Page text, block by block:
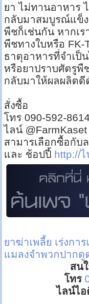
ยา ไม่ทานอาหาร
กลับมาสมบูรณ์แข็ง
พืชก็เช่นกัน หากเร
พืชทางใบหรือ
ธาตุอาหารที่จำเป็
หรือยาปราบศัตรูพื
กลับมาให้ผลผลิตดี
สั่งซื้อ
โทร 090-592-8614
ไลน์
สามารเลือกซื้อกับ
และ ช้อปปี้ http://
ยาฆ่าเพลี้ย เร่งกา
แมลงจำพวกปากดู
สน
โทร
ไลน์ไอ